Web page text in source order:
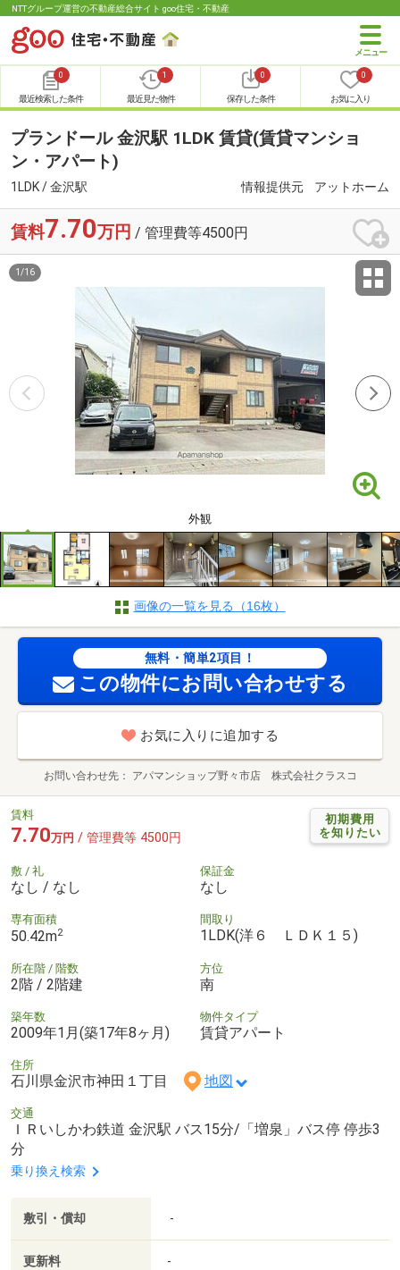
NTTグループ運営の不動産総合サイト goo住宅・不動産
0
最近検索した条件
1
最近見た物件
0
保存した条件
0
お気に入り
プランドール 金沢駅 1LDK 賃貸(賃貸マンショ
ン・アパート)
1LDK / 金沢駅 情報提供元 アットホーム
賃料7.70万円 / 管理費等4500円
外観
1 /16
画像の一覧を見る（16枚）
無料・簡単2項目！
この物件にお問い合わせする
お気に入りに追加する
お問い合わせ先 アパマンショップ野々市店 株式会社クラスコ
初期費用
を知りたい
賃料
7.70万円 / 管理費等 4500円
敷 / 礼
なし / なし
保証金
なし
専有面積
50.42m2
間取り
1LDK(洋６ ＬＤＫ１５)
所在階 / 階数
2階 / 2階建
方位
南
築年数
2009年1月(築17年8ヶ月)
物件タイプ
賃貸アパート
住所
石川県金沢市神田１丁目 地図
交通
ＩＲいしかわ鉄道 金沢駅 バス15分/「増泉」バス停 停歩3
分
乗り換え検索
敷引・償却 -
更新料 -